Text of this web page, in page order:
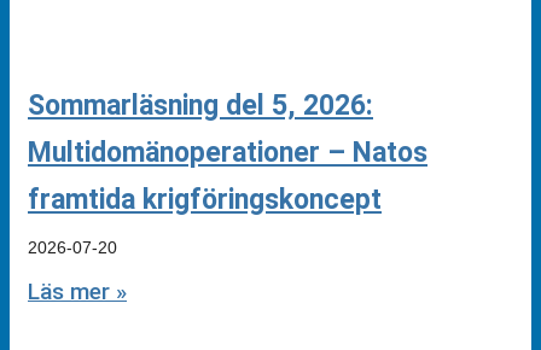
Sommarläsning del 5, 2026:
Multidomänoperationer – Natos
framtida krigföringskoncept
2026-07-20
Läs mer »